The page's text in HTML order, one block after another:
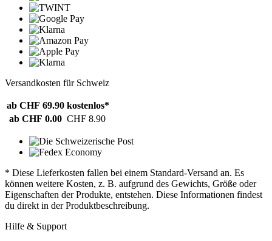
Versandkosten für Schweiz
ab CHF 69.90 kostenlos*
ab CHF 0.00 CHF 8.90
* Diese Lieferkosten fallen bei einem Standard-Versand an. Es
können weitere Kosten, z. B. aufgrund des Gewichts, Größe oder
Eigenschaften der Produkte, entstehen. Diese Informationen findest
du direkt in der Produktbeschreibung.
Hilfe & Support